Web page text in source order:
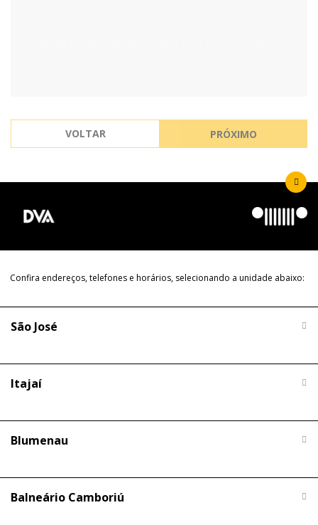
VOLTAR PRÓXIMO
Confira endereços, telefones e horários, selecionando a unidade abaixo:
São José
Itajaí
Blumenau
Balneário Camboriú